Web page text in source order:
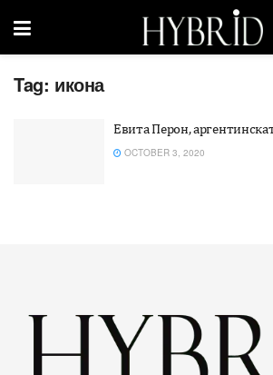
Tag: икона
Евита Перон,
OCTOBER 3, 2020